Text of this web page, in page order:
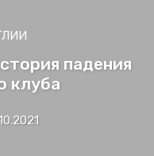
падения
клуба